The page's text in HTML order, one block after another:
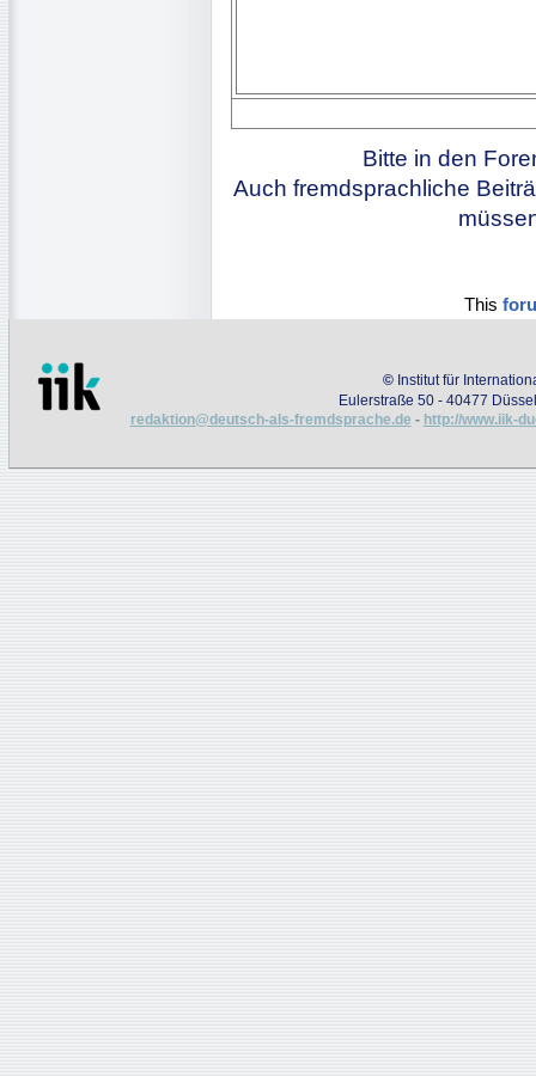
Bitte in den
Auch fremdsprachliche
This
© Institut für
Eulerstraße 50 - 40477
redaktion@deutsch-als-fremdsprache.de - http://www.iik-